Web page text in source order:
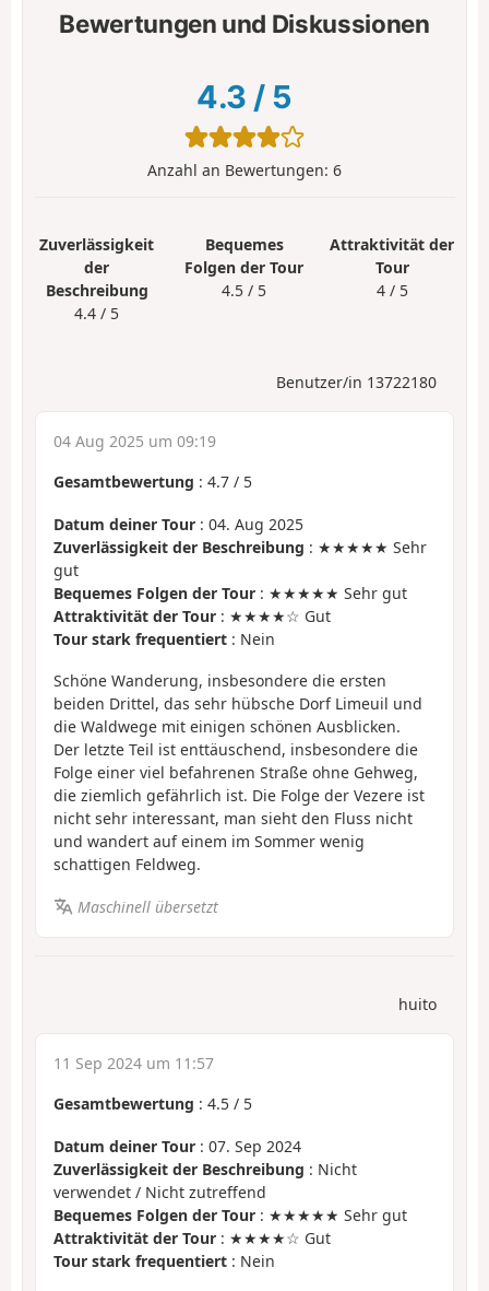
Bewertungen und Diskussionen
4.3 / 5
Anzahl an Bewertungen: 6
Zuverlässigkeit
der
Beschreibung
4.4 / 5
Bequemes
Folgen der Tour
4.5 / 5
Attraktivität der
Tour
4 / 5
Benutzer/in 13722180
04 Aug 2025 um 09:19
Gesamtbewertung : 4.7 / 5
Datum deiner Tour : 04. Aug 2025
Zuverlässigkeit der Beschreibung : ★★★★★ Sehr
gut
Bequemes Folgen der Tour : ★★★★★ Sehr gut
Attraktivität der Tour : ★★★★☆ Gut
Tour stark frequentiert : Nein
Schöne Wanderung, insbesondere die ersten
beiden Drittel, das sehr hübsche Dorf Limeuil und
die Waldwege mit einigen schönen Ausblicken.
Der letzte Teil ist enttäuschend, insbesondere die
Folge einer viel befahrenen Straße ohne Gehweg,
die ziemlich gefährlich ist. Die Folge der Vezere ist
nicht sehr interessant, man sieht den Fluss nicht
und wandert auf einem im Sommer wenig
schattigen Feldweg.
Maschinell übersetzt
huito
11 Sep 2024 um 11:57
Gesamtbewertung : 4.5 / 5
Datum deiner Tour : 07. Sep 2024
Zuverlässigkeit der Beschreibung : Nicht
verwendet / Nicht zutreffend
Bequemes Folgen der Tour : ★★★★★ Sehr gut
Attraktivität der Tour : ★★★★☆ Gut
Tour stark frequentiert : Nein